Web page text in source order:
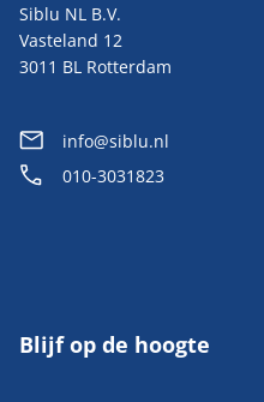
Siblu NL B.V.
Vasteland 12
3011 BL Rotterdam
info@siblu.nl
010-3031823
Blijf op de hoogte